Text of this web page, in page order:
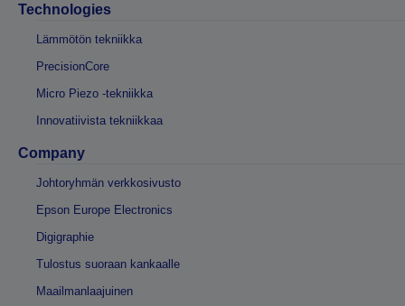
Technologies
Lämmötön tekniikka
PrecisionCore
Micro Piezo -tekniikka
Innovatiivista tekniikkaa
Company
Johtoryhmän verkkosivusto
Epson Europe Electronics
Digigraphie
Tulostus suoraan kankaalle
Maailmanlaajuinen